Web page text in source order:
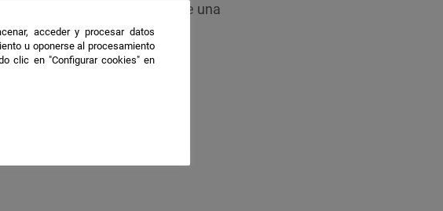
liberada en la combustión de una
acceder y procesar datos
u oponerse al procesamiento
clic en "Configurar cookies" en